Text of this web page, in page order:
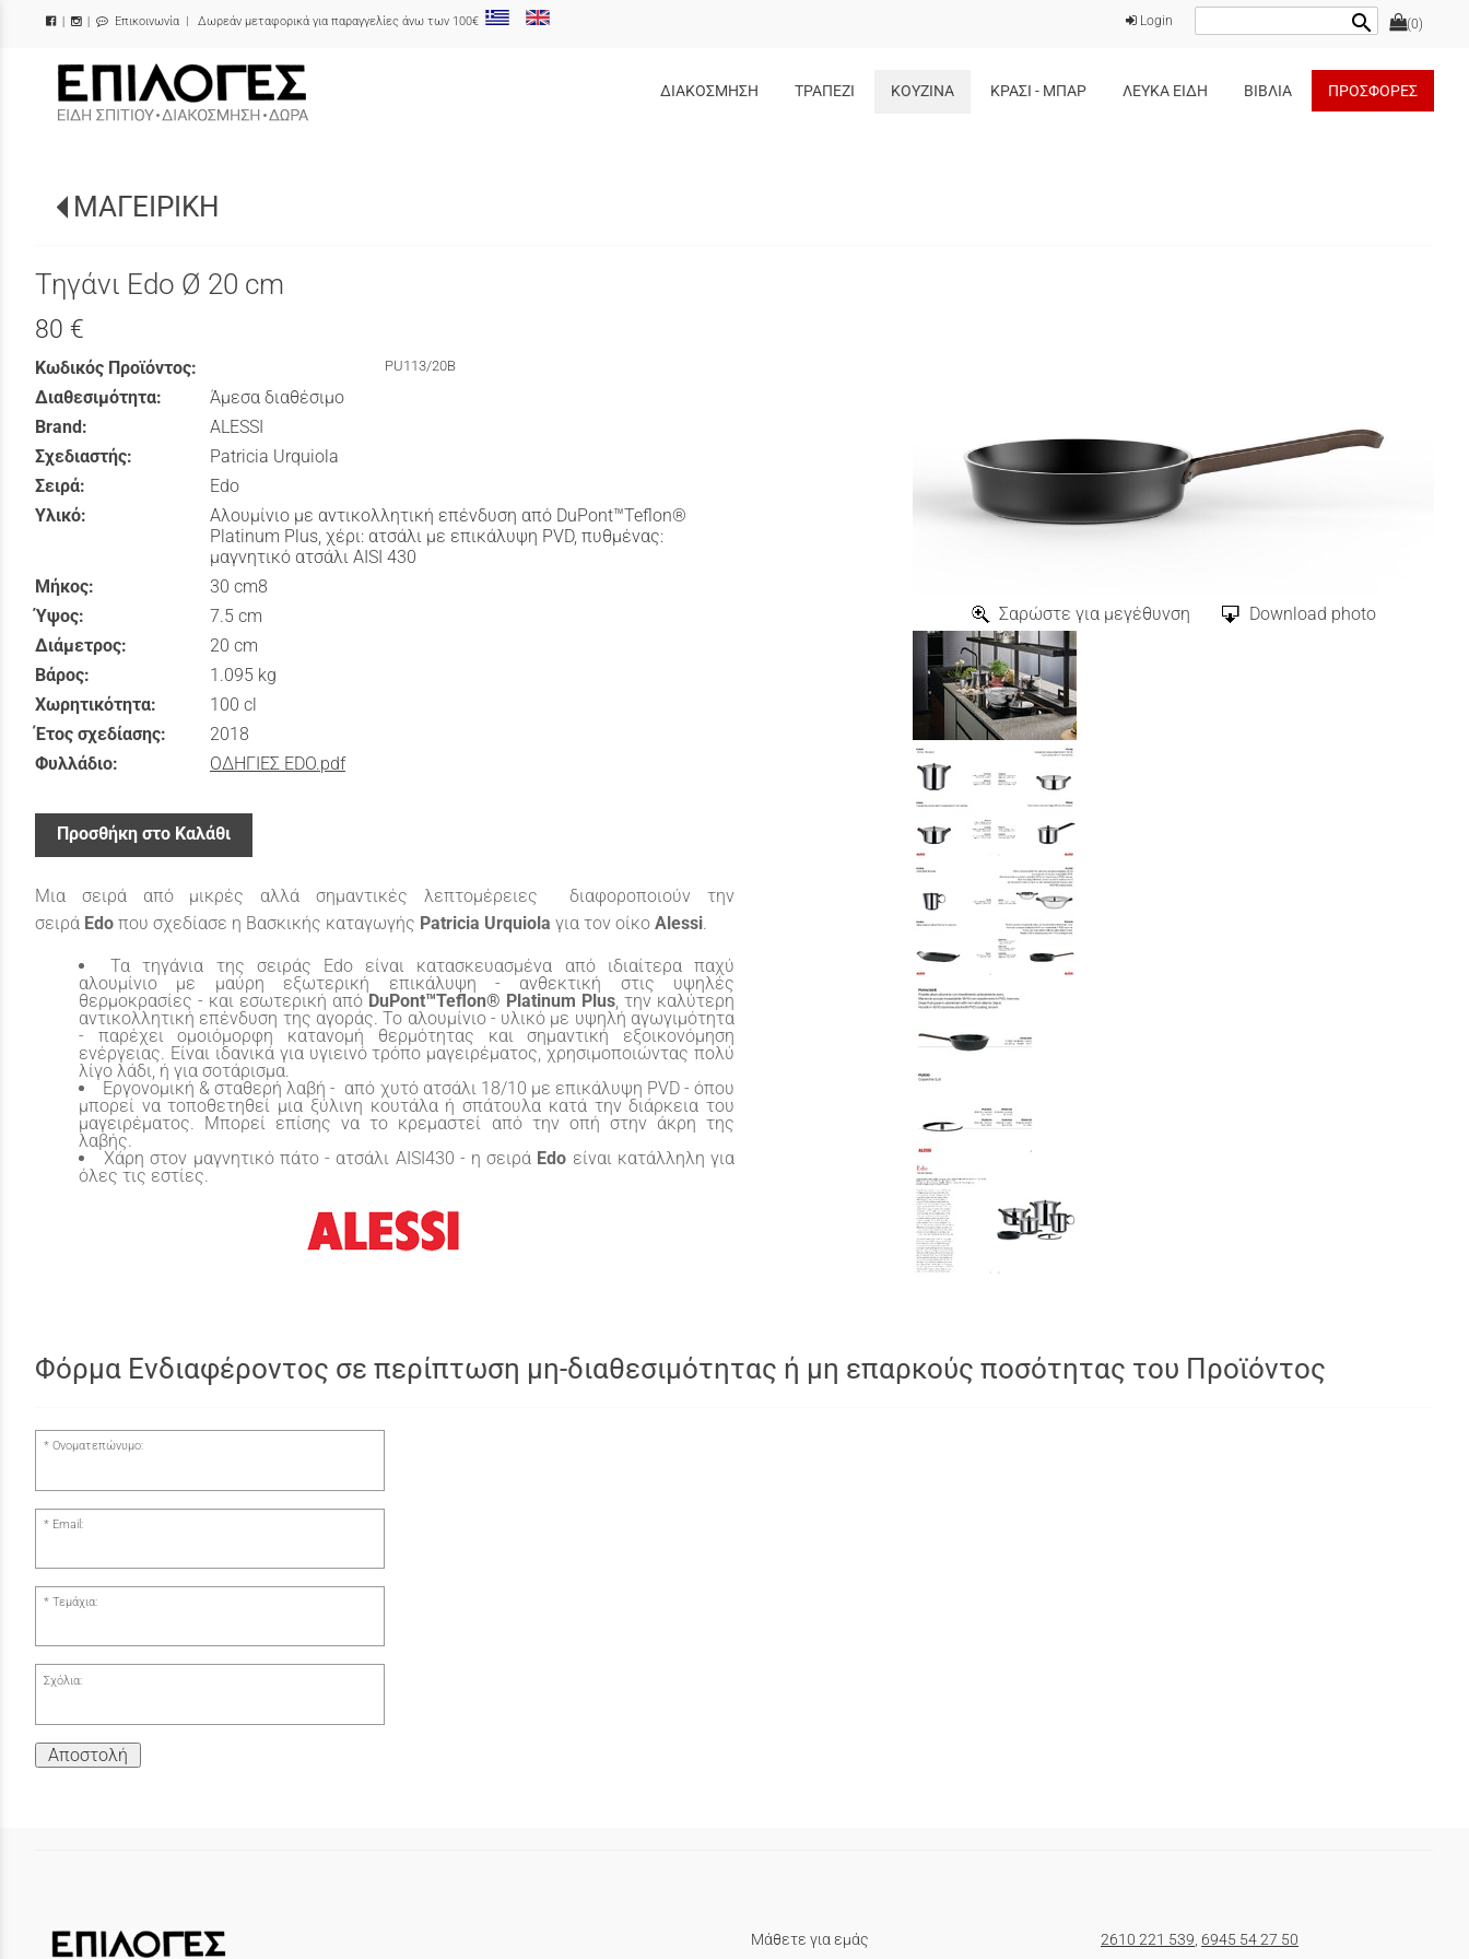
| Επικοινωνία | Δωρεάν μεταφορικά για παραγγελίες άνω των 100€ (0)
search
Login
/
ΔΙΑΚΟΣΜΗΣΗ ΤΡΑΠΕΖΙ ΚΟΥΖΙΝΑ ΚΡΑΣΙ - ΜΠΑΡ ΛΕΥΚΑ ΕΙΔΗ ΒΙΒΛΙΑ ΠΡΟΣΦΟΡΕΣ
ΜΑΓΕΙΡΙΚΗ
Σαρώστε για μεγέθυνση Download photo
Τηγάνι Edo Ø 20 cm
80 €
Κωδικός Προϊόντος: PU113/20B
Διαθεσιμότητα:
Άμεσα διαθέσιμο
Brand:
ALESSI
Σχεδιαστής:
Patricia Urquiola
Σειρά:
Edo
Υλικό:
Αλουμίνιο με αντικολλητική επένδυση από DuPont™Teflon®
Platinum Plus, χέρι: ατσάλι με επικάλυψη PVD, πυθμένας:
μαγνητικό ατσάλι AISI 430
Μήκος:
30 cm8
Ύψος:
7.5 cm
Διάμετρος:
20 cm
Βάρος:
1.095 kg
Χωρητικότητα:
100 cl
Έτος σχεδίασης:
2018
Φυλλάδιο:
ΟΔΗΓΙΕΣ EDO.pdf
Προσθήκη στο Καλάθι
Μια σειρά από μικρές αλλά σημαντικές λεπτομέρειες διαφοροποιούν την
σειρά Edo που σχεδίασε η Βασκικής καταγωγής Patricia Urquiola για τον οίκο Alessi.
Τα τηγάνια της σειράς Edo είναι κατασκευασμένα από ιδιαίτερα παχύ
αλουμίνιο με μαύρη εξωτερική επικάλυψη - ανθεκτική στις υψηλές
θερμοκρασίες - και εσωτερική από DuPont™Teflon® Platinum Plus, την καλύτερη
αντικολλητική επένδυση της αγοράς. Το αλουμίνιο - υλικό με υψηλή αγωγιμότητα
- παρέχει ομοιόμορφη κατανομή θερμότητας και σημαντική εξοικονόμηση
ενέργειας. Είναι ιδανικά για υγιεινό τρόπο μαγειρέματος, χρησιμοποιώντας πολύ
λίγο λάδι, ή για σοτάρισμα.
Εργονομική & σταθερή λαβή - από χυτό ατσάλι 18/10 με επικάλυψη PVD - όπου
μπορεί να τοποθετηθεί μια ξύλινη κουτάλα ή σπάτουλα κατά την διάρκεια του
μαγειρέματος. Μπορεί επίσης να το κρεμαστεί από την οπή στην άκρη της
λαβής.
Χάρη στον μαγνητικό πάτο - ατσάλι AISI430 - η σειρά Edo είναι κατάλληλη για
όλες τις εστίες.
Φόρμα Ενδιαφέροντος σε περίπτωση μη-διαθεσιμότητας ή μη επαρκούς ποσότητας του Προϊόντος
Ονοματεπώνυμο:
Email:
Τεμάχια:
Σχόλια:
Αποστολή
Μάθετε για εμάς 2610 221 539 6945 54 27 50